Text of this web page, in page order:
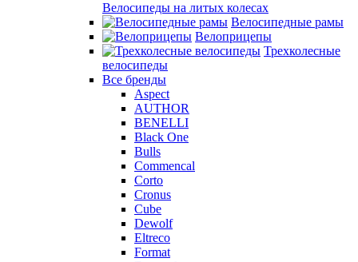
Велосипеды на литых колесах
Велосипедные рамы
Велоприцепы
Трехколесные
велосипеды
Все бренды
Aspect
AUTHOR
BENELLI
Black One
Bulls
Commencal
Corto
Cronus
Cube
Dewolf
Eltreco
Format